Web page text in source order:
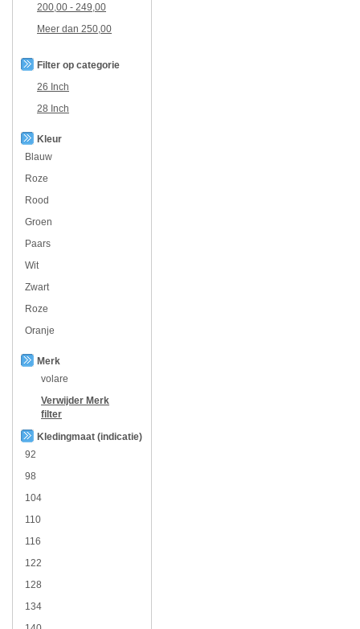
200,00 - 249,00
Meer dan 250,00
Filter op categorie
26 Inch
28 Inch
Kleur
Blauw
Roze
Rood
Groen
Paars
Wit
Zwart
Roze
Oranje
Merk
volare
Verwijder Merk
filter
Kledingmaat (indicatie)
92
98
104
110
116
122
128
134